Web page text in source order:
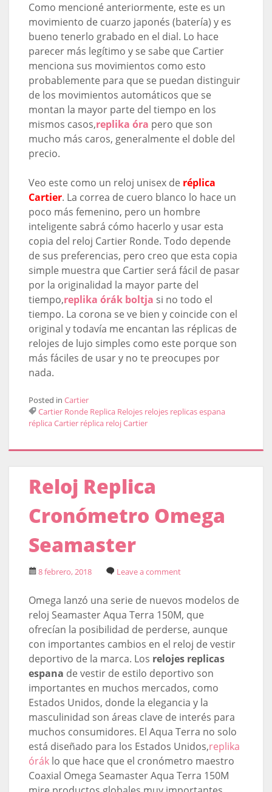
Como mencioné anteriormente, este es un
movimiento de cuarzo japonés (batería) y es
bueno tenerlo grabado en el dial. Lo hace
parecer más legítimo y se sabe que Cartier
menciona sus movimientos como esto
probablemente para que se puedan distinguir
de los movimientos automáticos que se
montan la mayor parte del tiempo en los
mismos casos,replika óra pero que son
mucho más caros, generalmente el doble del
precio.
Veo este como un reloj unisex de réplica
Cartier. La correa de cuero blanco lo hace un
poco más femenino, pero un hombre
inteligente sabrá cómo hacerlo y usar esta
copia del reloj Cartier Ronde. Todo depende
de sus preferencias, pero creo que esta copia
simple muestra que Cartier será fácil de pasar
por la originalidad la mayor parte del
tiempo,replika órák boltja si no todo el
tiempo. La corona se ve bien y coincide con el
original y todavía me encantan las réplicas de
relojes de lujo simples como este porque son
más fáciles de usar y no te preocupes por
nada.
Posted in Cartier
Cartier Ronde Replica Relojes relojes replicas espana
réplica Cartier réplica reloj Cartier
Reloj Replica
Cronómetro Omega
Seamaster
8 febrero, 2018 Leave a comment
Omega lanzó una serie de nuevos modelos de
reloj Seamaster Aqua Terra 150M, que
ofrecían la posibilidad de perderse, aunque
con importantes cambios en el reloj de vestir
deportivo de la marca. Los relojes replicas
espana de vestir de estilo deportivo son
importantes en muchos mercados, como
Estados Unidos, donde la elegancia y la
masculinidad son áreas clave de interés para
muchos consumidores. El Aqua Terra no solo
está diseñado para los Estados Unidos,replika
óráklo que hace que el cronómetro maestro
Coaxial Omega Seamaster Aqua Terra 150M